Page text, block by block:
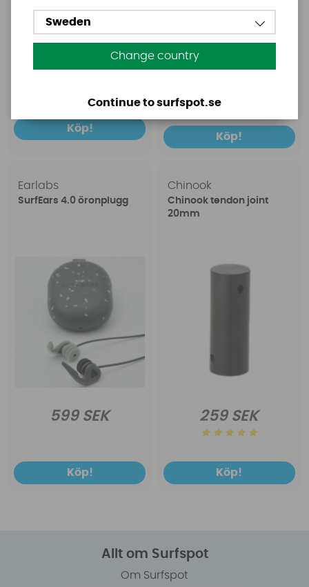
1699 SEK
Köp!
Köp!
Earlabs
SurfEars 4.0 öronplugg
599 SEK
Köp!
Chinook
Chinook tendon joint
20mm
259 SEK
Köp!
Allt om Surfspot
Om Surfspot
Sweden
Change country
Continue to surfspot.se